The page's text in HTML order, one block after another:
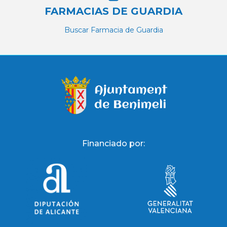
FARMACIAS DE GUARDIA
Buscar Farmacia de Guardia
Financiado por: